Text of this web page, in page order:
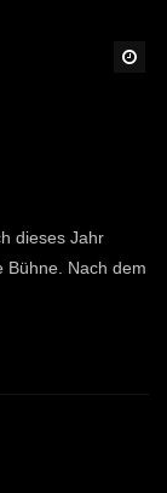
dieses Jahr
Bühne. Nach dem